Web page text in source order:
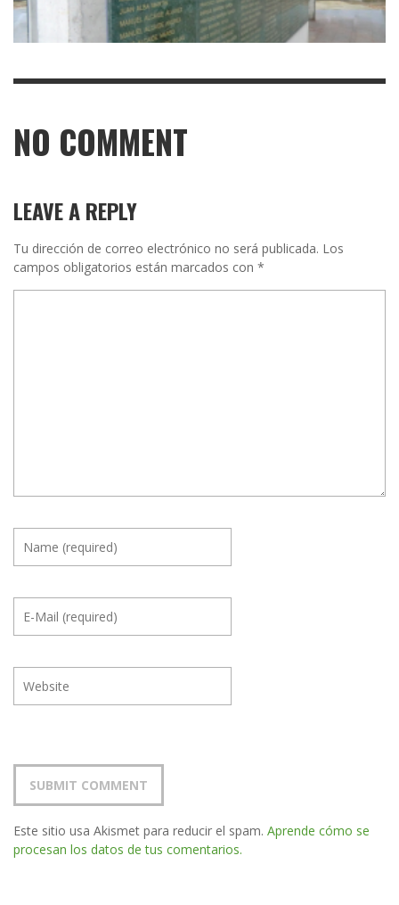
NO COMMENT
LEAVE A REPLY
Tu dirección de correo electrónico no será publicada. Los
campos obligatorios están marcados con *
Este sitio usa Akismet para reducir el spam. Aprende cómo se
procesan los datos de tus comentarios.